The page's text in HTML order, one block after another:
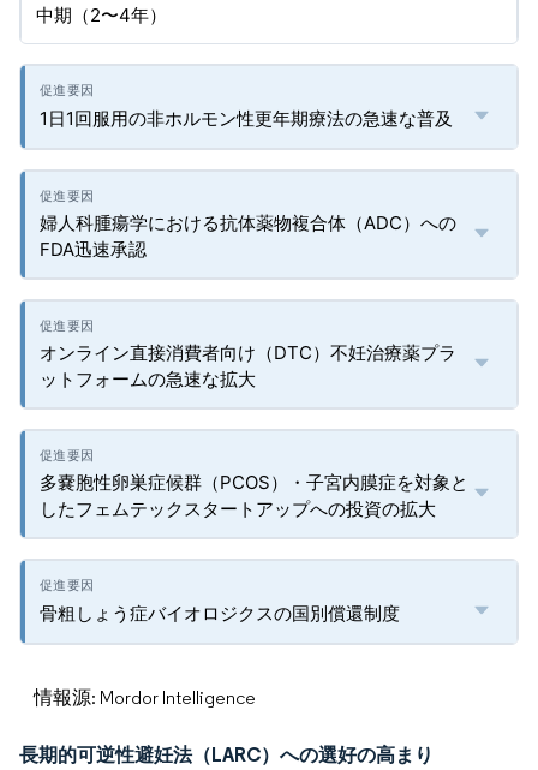
中期（2〜4年）
1日1回服用の非ホルモン性更年期療法の急速な普及
婦人科腫瘍学における抗体薬物複合体（ADC）への
FDA迅速承認
オンライン直接消費者向け（DTC）不妊治療薬プラ
ットフォームの急速な拡大
多嚢胞性卵巣症候群（PCOS）・子宮内膜症を対象と
したフェムテックスタートアップへの投資の拡大
骨粗しょう症バイオロジクスの国別償還制度
情報源: Mordor Intelligence
長期的可逆性避妊法（LARC）への選好の高まり